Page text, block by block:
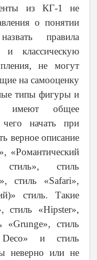
из КГ-1 не
о понятии
правила
и классическую
не могут
на самооценку
типы фигуры и
общее
начать при
верное описание
», «Романтический
стиль
», стиль «Safari»,
стиль. Такие
стиль «Hipster»,
«Grunge», стиль
Deco» и стиль
неверно или не